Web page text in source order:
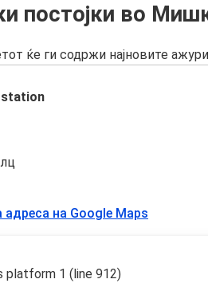
постојки во
ќе ги содржи најновите
station
адреса на Google Maps
platform 1 (line 912)